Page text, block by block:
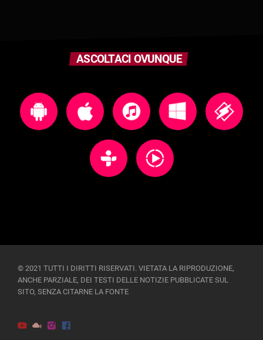
ASCOLTACI OVUNQUE
© 2021 TUTTI I DIRITTI RISERVATI. VIETATA LA RIPRODUZIONE,
ANCHE PARZIALE, DEI TESTI DELLE NOTIZIE PUBBLICATE SUL
SITO, SENZA CITARNE LA FONTE